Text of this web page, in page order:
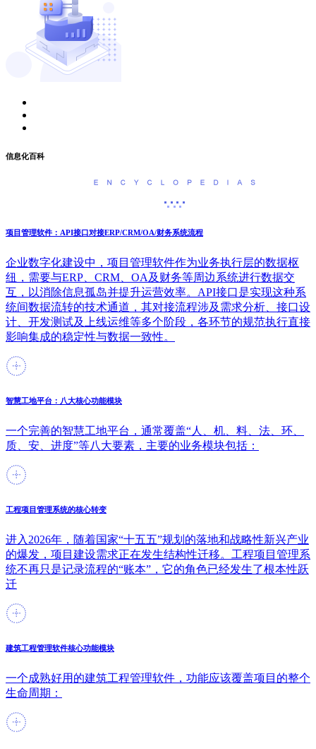
信息化百科
项目管理软件：API接口对接ERP/CRM/OA/财务系统流程
企业数字化建设中，项目管理软件作为业务执行层的数据枢
纽，需要与ERP、CRM、OA及财务等周边系统进行数据交
互，以消除信息孤岛并提升运营效率。API接口是实现这种系
统间数据流转的技术通道，其对接流程涉及需求分析、接口设
计、开发测试及上线运维等多个阶段，各环节的规范执行直接
影响集成的稳定性与数据一致性。
智慧工地平台：八大核心功能模块
一个完善的智慧工地平台，通常覆盖“人、机、料、法、环、
质、安、进度”等八大要素，主要的业务模块包括：
工程项目管理系统的核心转变
进入2026年，随着国家“十五五”规划的落地和战略性新兴产业
的爆发，项目建设需求正在发生结构性迁移。工程项目管理系
统不再只是记录流程的“账本”，它的角色已经发生了根本性跃
迁
建筑工程管理软件核心功能模块
一个成熟好用的建筑工程管理软件，功能应该覆盖项目的整个
生命周期：